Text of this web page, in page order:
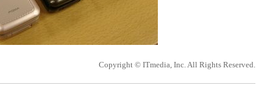
Copyright © ITmedia, Inc. All Rights Reserved.